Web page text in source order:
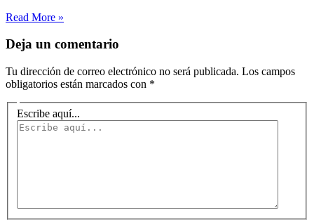
Read More »
Deja un comentario
Tu dirección de correo electrónico no será publicada. Los campos
obligatorios están marcados con *
Escribe aquí...